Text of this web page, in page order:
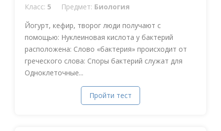
Класс: 5 Предмет: Биология
Йогурт, кефир, творог люди получают с
помощью: Нуклеиновая кислота у бактерий
расположена: Слово «бактерия» происходит от
греческого слова: Споры бактерий служат для
Одноклеточные...
Пройти тест